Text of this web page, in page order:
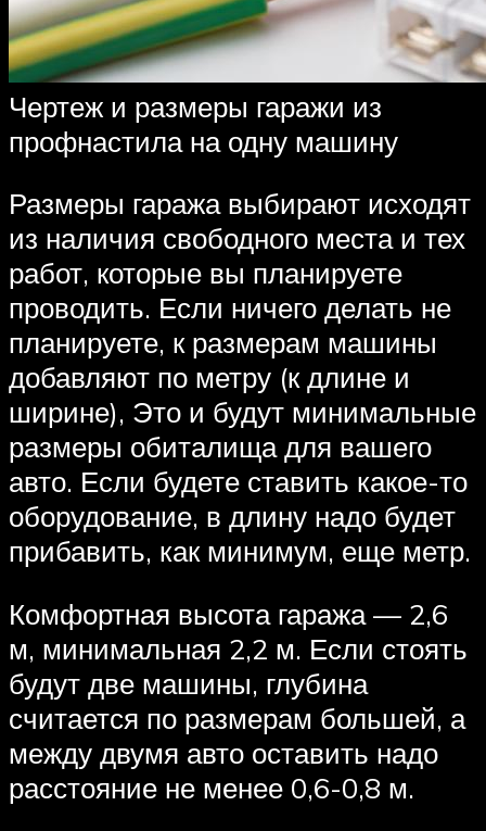
Чертеж и размеры гаражи из
профнастила на одну машину
Размеры гаража выбирают исходят
из наличия свободного места и тех
работ, которые вы планируете
проводить. Если ничего делать не
планируете, к размерам машины
добавляют по метру (к длине и
ширине), Это и будут минимальные
размеры обиталища для вашего
авто. Если будете ставить какое-то
оборудование, в длину надо будет
прибавить, как минимум, еще метр.
Комфортная высота гаража — 2,6
м, минимальная 2,2 м. Если стоять
будут две машины, глубина
считается по размерам большей, а
между двумя авто оставить надо
расстояние не менее 0,6-0,8 м.